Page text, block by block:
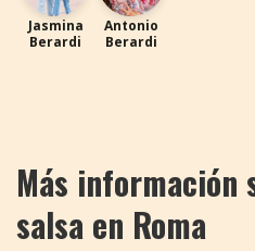
Jasmina
Berardi
Antonio
Berardi
Más información
salsa en Roma